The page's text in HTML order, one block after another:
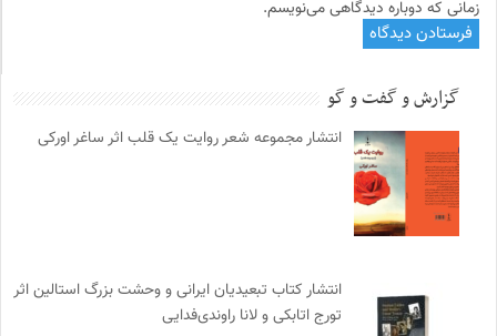
زمانی که دوباره دیدگاهی می‌نویسم.
گزارش و گفت و گو
انتشار مجموعه شعر روایت یک قلب اثر ساغر اورکی
انتشار کتاب تبعیدیان ایرانی و وحشت بزرگ استالین اثر
تورج اتابکی و لانا راوندی‌فدایی